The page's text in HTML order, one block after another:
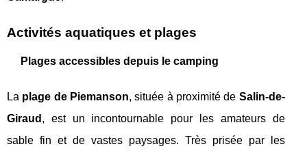
Activités aquatiques et plages
Plages accessibles depuis le camping
La plage de Piemanson, située à proximité de Salin-de-
Giraud , est un incontournable pour les amateurs de
sable fin et de vastes paysages. Très prisée par les